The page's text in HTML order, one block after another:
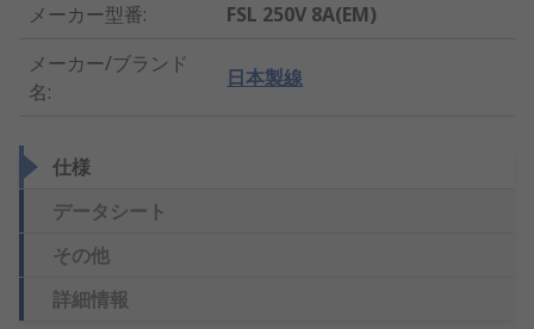
メーカー型番:
FSL 250V 8A(EM)
メーカー/ブランド
名:
日本製線
仕様
データシート
その他
詳細情報